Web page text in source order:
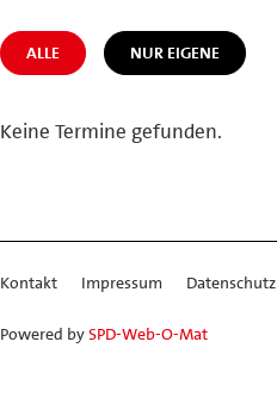
ALLE NUR EIGENE
Keine Termine gefunden.
Kontakt Impressum Datenschutz
Powered bySPD-Web-O-Mat